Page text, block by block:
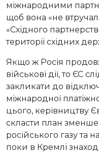
міжнародними
щоб вона «не
«Східного
території східних
Якщо ж Росія
військові дії, то ЄС
закликати до
міжнародної
цього, керівництву
скласти план
російського газу та
поки в Кремлі